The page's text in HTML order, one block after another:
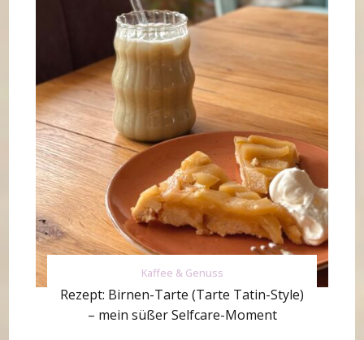
Kaffee & Genuss
Rezept: Birnen-Tarte (Tarte Tatin-Style)
– mein süßer Selfcare-Moment